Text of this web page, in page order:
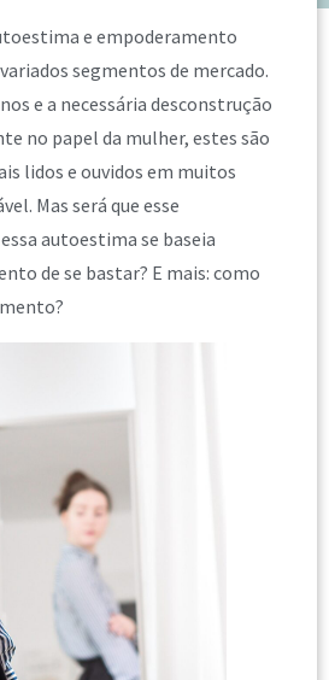
e empoderamento
segmentos de mercado.
e a necessária desconstrução
no papel da mulher, estes são
lidos e ouvidos em muitos
Mas será que esse
autoestima se baseia
de se bastar? E mais: como